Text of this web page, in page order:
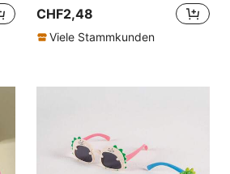
CHF2,48
Viele Stammkunden